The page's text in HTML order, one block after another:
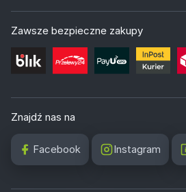
Zawsze bezpieczne zakupy
Znajdź nas na
Facebook Instagram